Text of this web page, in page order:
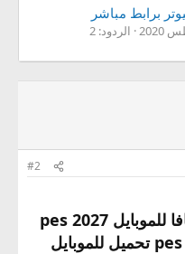
الردود: 2
#2
رد: تحميل لعبة البيس 2027 جافا للموبايل pes 2027
mobile game , لعبة pes 2027 تحميل للموبايل